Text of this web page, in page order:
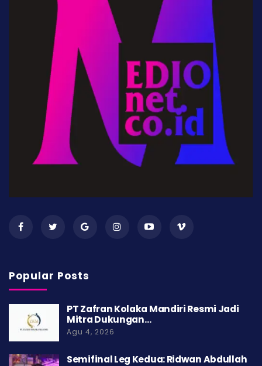
Popular Posts
PT Zafran Kolaka Mandiri Resmi Jadi
Mitra Dukungan…
Agu 4, 2026
Semifinal Leg Kedua: Ridwan Abdullah